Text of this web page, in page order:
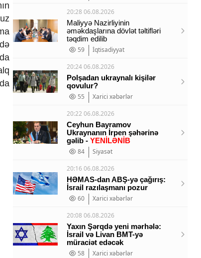
20:28 06.08.2026
Maliyyə Nazirliyinin
əməkdaşlarına dövlət təltifləri
təqdim edilib
59
İqtisadiyyat
20:24 06.08.2026
Polşadan ukraynalı kişilər
qovulur?
55
Xarici xəbərlər
20:22 06.08.2026
Ceyhun Bayramov
Ukraynanın İrpen şəhərinə
gəlib - YENİLƏNİB
84
Siyasət
20:16 06.08.2026
HƏMAS-dan ABŞ-yə çağırış:
İsrail razılaşmanı pozur
60
Xarici xəbərlər
20:08 06.08.2026
Yaxın Şərqdə yeni mərhələ:
İsrail və Livan BMT-yə
müraciət edəcək
58
Xarici xəbərlər